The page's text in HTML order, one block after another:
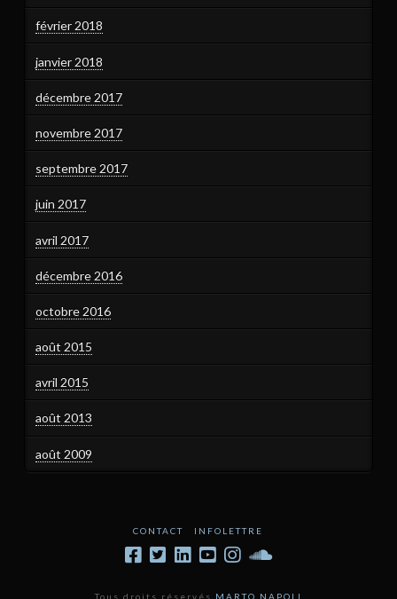
février 2018
janvier 2018
décembre 2017
novembre 2017
septembre 2017
juin 2017
avril 2017
décembre 2016
octobre 2016
août 2015
avril 2015
août 2013
août 2009
CONTACT INFOLETTRE
Tous droits réservés MARTO NAPOLI